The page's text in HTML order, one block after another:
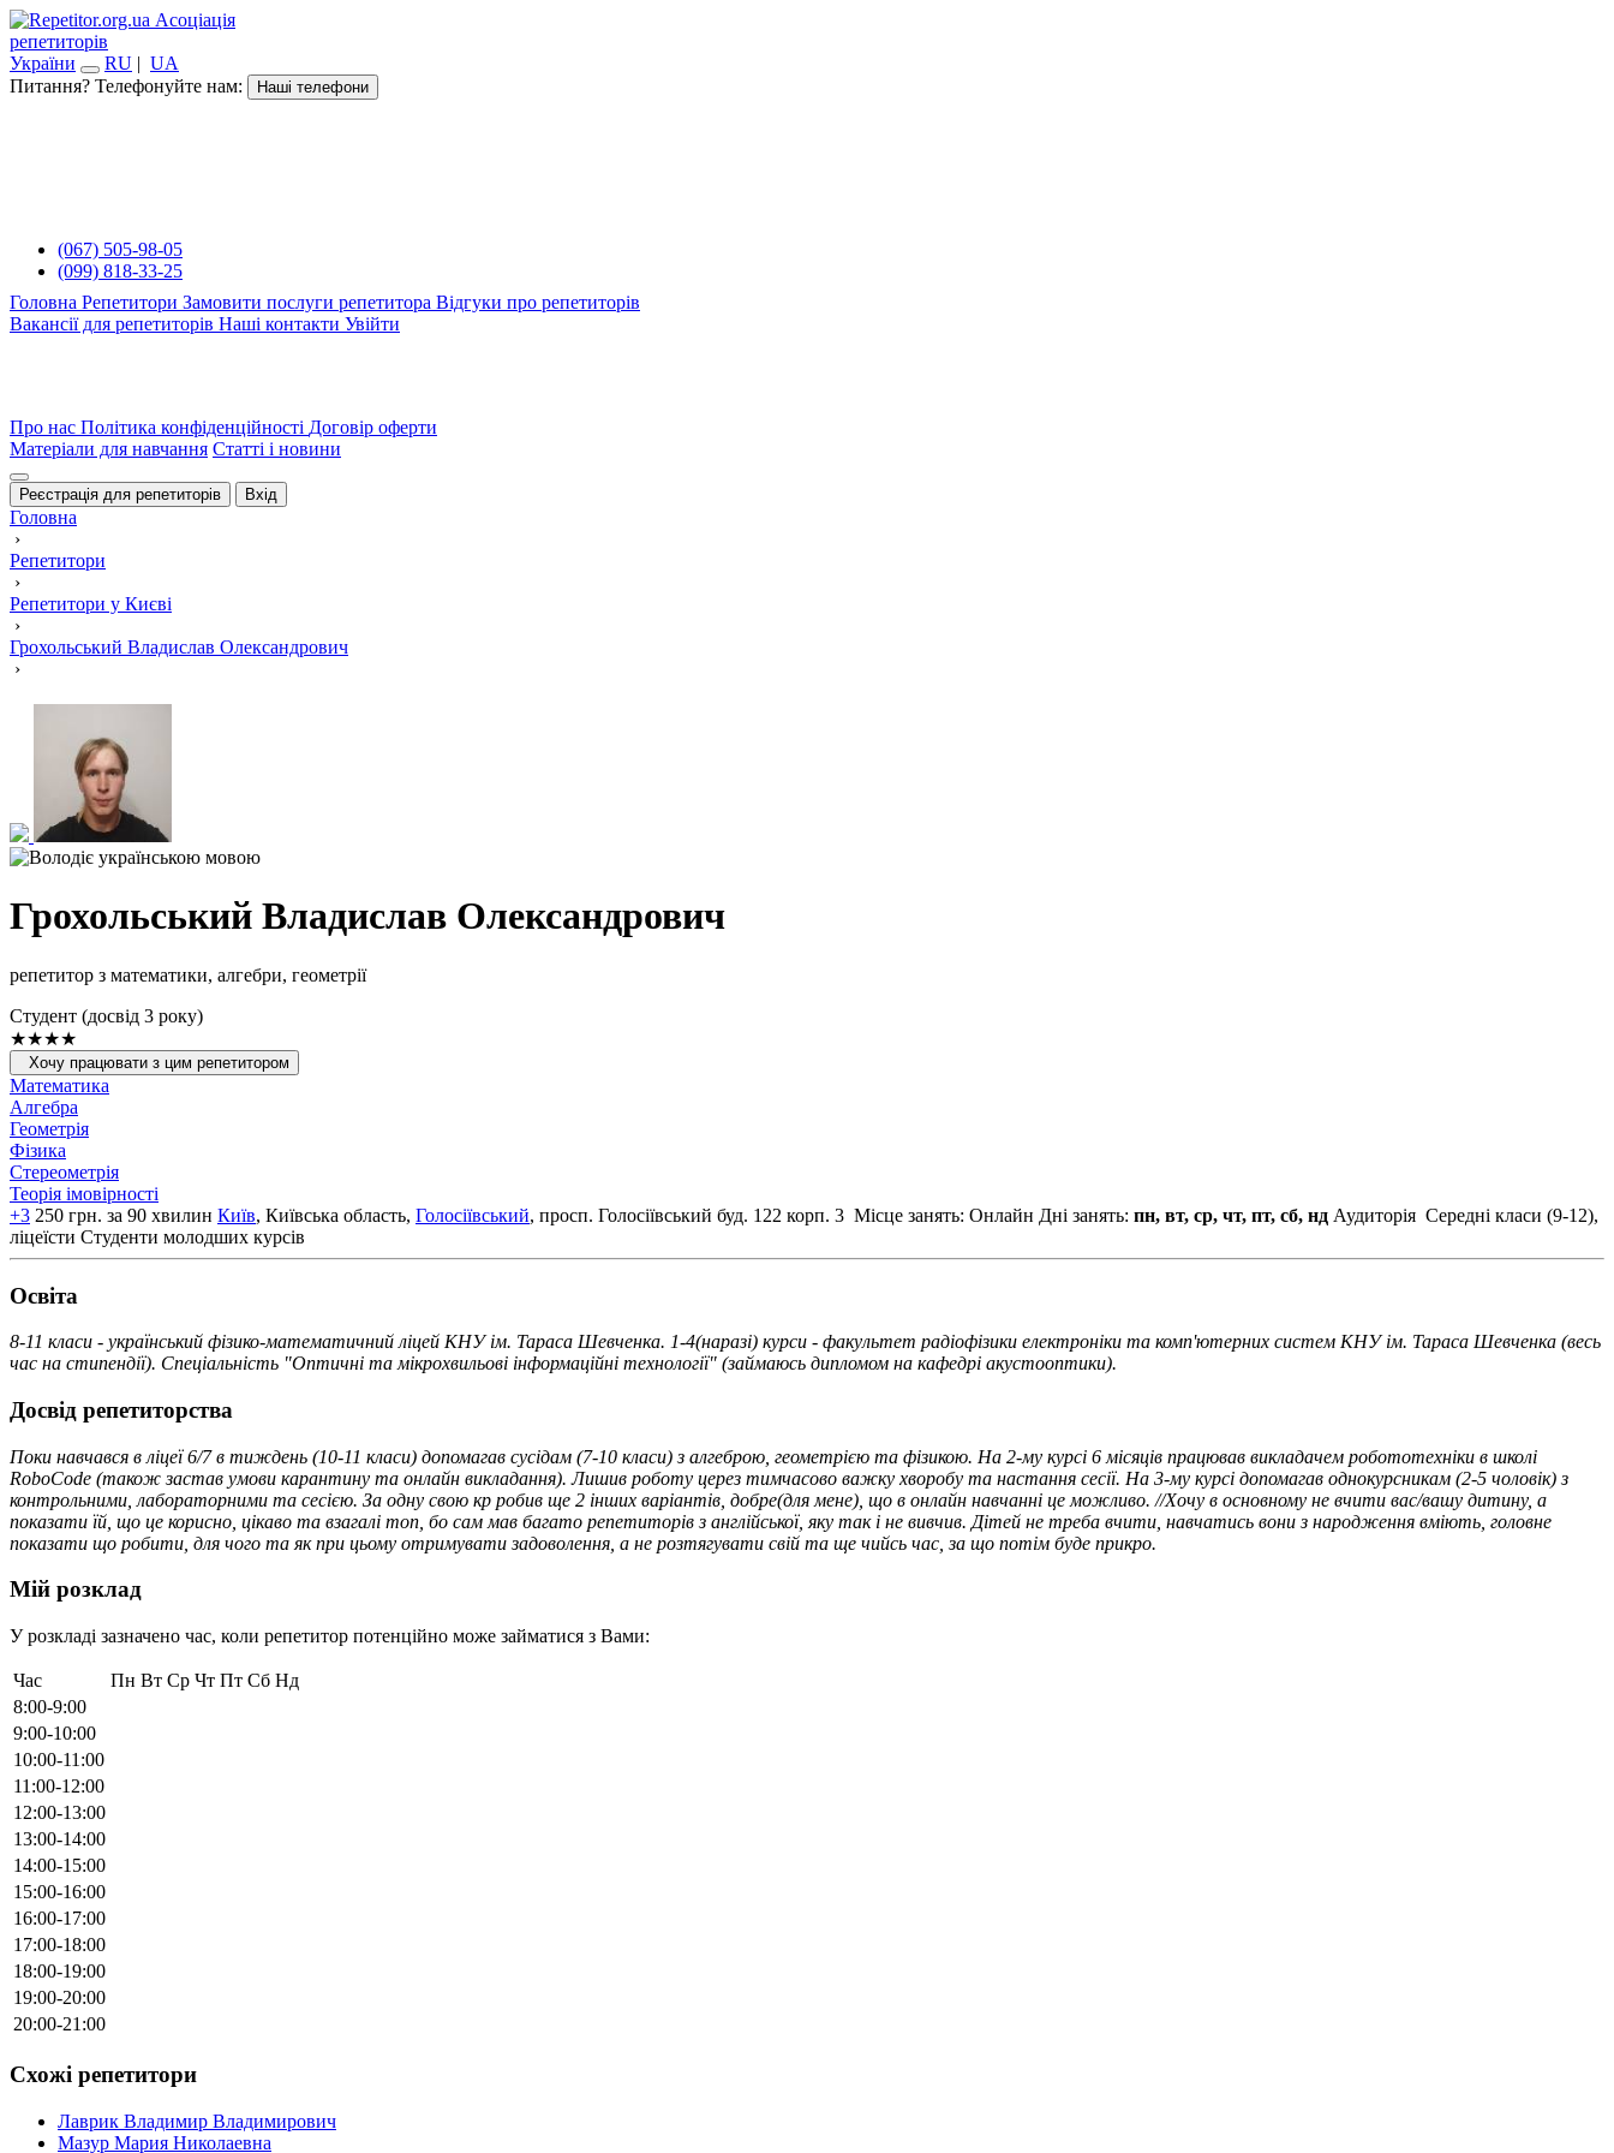
Асоціація
репетиторів
України
RU | UA
Питання? Телефонуйте нам:
Наші телефони
(067) 505-98-05
(099) 818-33-25
Головна Репетитори Замовити послуги репетитора Відгуки про репетиторів
Вакансії для репетиторів Наші контакти Увійти
Про нас Політика конфіденційності Договір оферти
Матеріали для навчання Статті і новини
Реєстрація для репетиторів Вхід
Головна
›
Репетитори
›
Репетитори у Києві
›
Грохольський Владислав Олександрович
›
Грохольський Владислав Олександрович
репетитор з математики, алгебри, геометрії
Cтудент (досвід 3 року)
★★★★
Хочу працювати з цим репетитором
Математика
Алгебра
Геометрія
Фізика
Стереометрія
Теорія імовірності
+3 250 грн. за 90 хвилин Київ, Київська область, Голосіївський, просп. Голосіївський буд. 122 корп. 3 Місце занять: Онлайн Дні занять: пн, вт, ср, чт, пт, сб, нд Аудиторія Середні класи (9-12),
ліцеїсти Студенти молодших курсів
Освiта
8-11 класи - український фізико-математичний ліцей КНУ ім. Тараса Шевченка. 1-4(наразі) курси - факультет радіофізики електроніки та комп'ютерних систем КНУ ім. Тараса Шевченка (весь
час на стипендії). Спеціальність "Оптичні та мікрохвильові інформаційні технології" (займаюсь дипломом на кафедрі акустооптики).
Досвід репетиторства
Поки навчався в ліцеї 6/7 в тиждень (10-11 класи) допомагав сусідам (7-10 класи) з алгеброю, геометрією та фізикою. На 2-му курсі 6 місяців працював викладачем робототехніки в школі
RoboCode (також застав умови карантину та онлайн викладання). Лишив роботу церез тимчасово важку хворобу та настання сесії. На 3-му курсі допомагав однокурсникам (2-5 чоловік) з
контрольними, лабораторними та сесією. За одну свою кр робив ще 2 інших варіантів, добре(для мене), що в онлайн навчанні це можливо. //Хочу в основному не вчити вас/вашу дитину, а
показати їй, що це корисно, цікаво та взагалі топ, бо сам мав багато репетиторів з англійської, яку так і не вивчив. Дітей не треба вчити, навчатись вони з народження вміють, головне
показати що робити, для чого та як при цьому отримувати задоволення, а не розтягувати свій та ще чийсь час, за що потім буде прикро.
Мій розклад
У розкладі зазначено час, коли репетитор потенційно може займатися з Вами:
Час Пн Вт Ср Чт Пт Сб Нд
8:00-9:00
9:00-10:00
10:00-11:00
11:00-12:00
12:00-13:00
13:00-14:00
14:00-15:00
15:00-16:00
16:00-17:00
17:00-18:00
18:00-19:00
19:00-20:00
20:00-21:00
Схожі репетитори
Лаврик Владимир Владимирович
Мазур Мария Николаевна